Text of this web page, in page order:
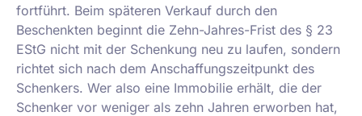
fortführt. Beim späteren Verkauf durch den
Beschenkten beginnt die Zehn-Jahres-Frist des § 23
EStG nicht mit der Schenkung neu zu laufen, sondern
richtet sich nach dem Anschaffungszeitpunkt des
Schenkers. Wer also eine Immobilie erhält, die der
Schenker vor weniger als zehn Jahren erworben hat,